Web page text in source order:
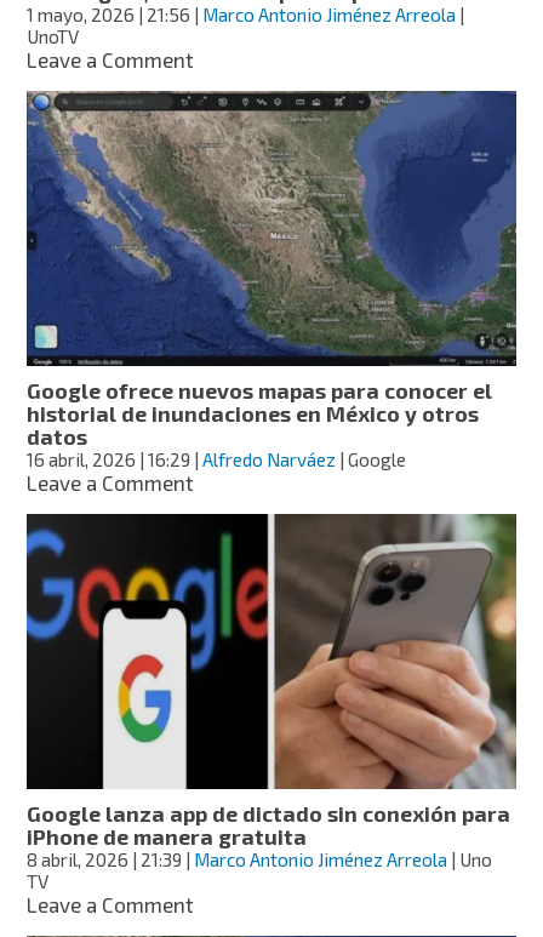
paso
1 mayo, 2026 | 21:56 Marco Antonio Jiménez Arreola
UnoTV
Leave a Commenton
añadir
a
UnoTV
como
fuente
preferida
en
Google?;
te
damos
el
paso
a
paso
Google ofrece nuevos mapas para conocer el
historial de inundaciones en México y otros
datos
16 abril, 2026 | 16:29 |Alfredo Narváez | Google
Leave a Commenton
ofrece
mapas
para
conocer
el
historial
y
otros
datos
Google lanza app de dictado sin conexión para
iPhone de manera gratuita
8 abril, 2026 | 21:39 | Marco Antonio Jiménez Arreola | Uno
TV
Leave a Commenton